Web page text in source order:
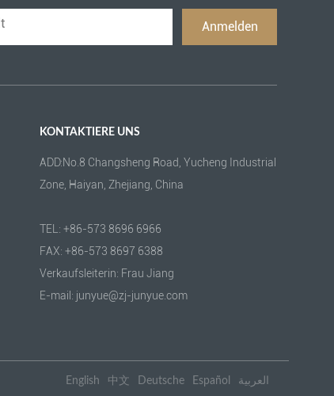
KONTAKTIERE UNS
ADD:No.8 Changsheng Road, Yucheng Industrial
Zone, Haiyan, Zhejiang, China
TEL: +86-573 8696 6966
FAX: +86-573 8697 6388
Verkaufsleiterin: Frau Jiang
E-mail: junyue@zj-junyue.com
English 中文 Deutsche Español العربية